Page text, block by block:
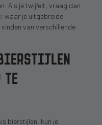
Als je twijfelt, vraag dan
waar je uitgebreide
van verschillende
TE
bierstijlen, kun je